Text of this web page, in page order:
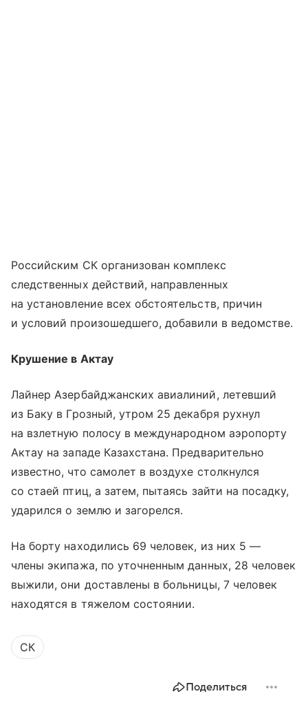
Российским СК организован комплекс
следственных действий, направленных
на установление всех обстоятельств, причин
и условий произошедшего, добавили в ведомстве.
Крушение в Актау
Лайнер Азербайджанских авиалиний, летевший
из Баку в Грозный, утром 25 декабря рухнул
на взлетную полосу в международном аэропорту
Актау на западе Казахстана. Предварительно
известно, что самолет в воздухе столкнулся
со стаей птиц, а затем, пытаясь зайти на посадку,
ударился о землю и загорелся.
На борту находились 69 человек, из них 5 —
члены экипажа, по уточненным данных, 28 человек
выжили, они доставлены в больницы, 7 человек
находятся в тяжелом состоянии.
СК
Поделиться